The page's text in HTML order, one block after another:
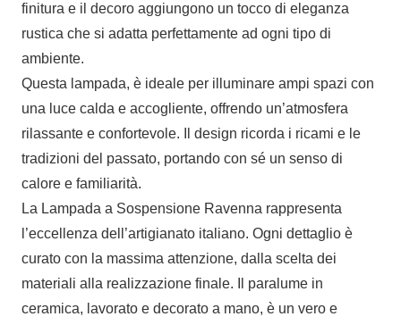
finitura e il decoro aggiungono un tocco di eleganza
rustica che si adatta perfettamente ad ogni tipo di
ambiente.
Questa lampada, è ideale per illuminare ampi spazi con
una luce calda e accogliente, offrendo un’atmosfera
rilassante e confortevole. Il design ricorda i ricami e le
tradizioni del passato, portando con sé un senso di
calore e familiarità.
La Lampada a Sospensione Ravenna rappresenta
l’eccellenza dell’artigianato italiano. Ogni dettaglio è
curato con la massima attenzione, dalla scelta dei
materiali alla realizzazione finale. Il paralume in
ceramica, lavorato e decorato a mano, è un vero e